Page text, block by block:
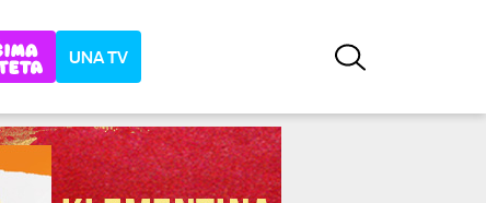
UNA TV